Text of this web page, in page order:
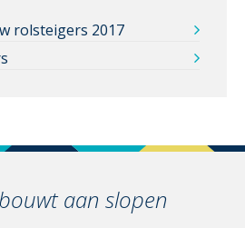
rolsteigers 2017
aan slopen